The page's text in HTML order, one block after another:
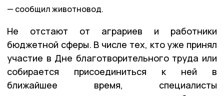
сообщил животновод.
Не отстают от аграриев и работники
бюджетной сферы. В числе тех, кто уже принял
участие в Дне благотворительного труда или
собирается присоединиться к ней в
ближайшее время, специалисты